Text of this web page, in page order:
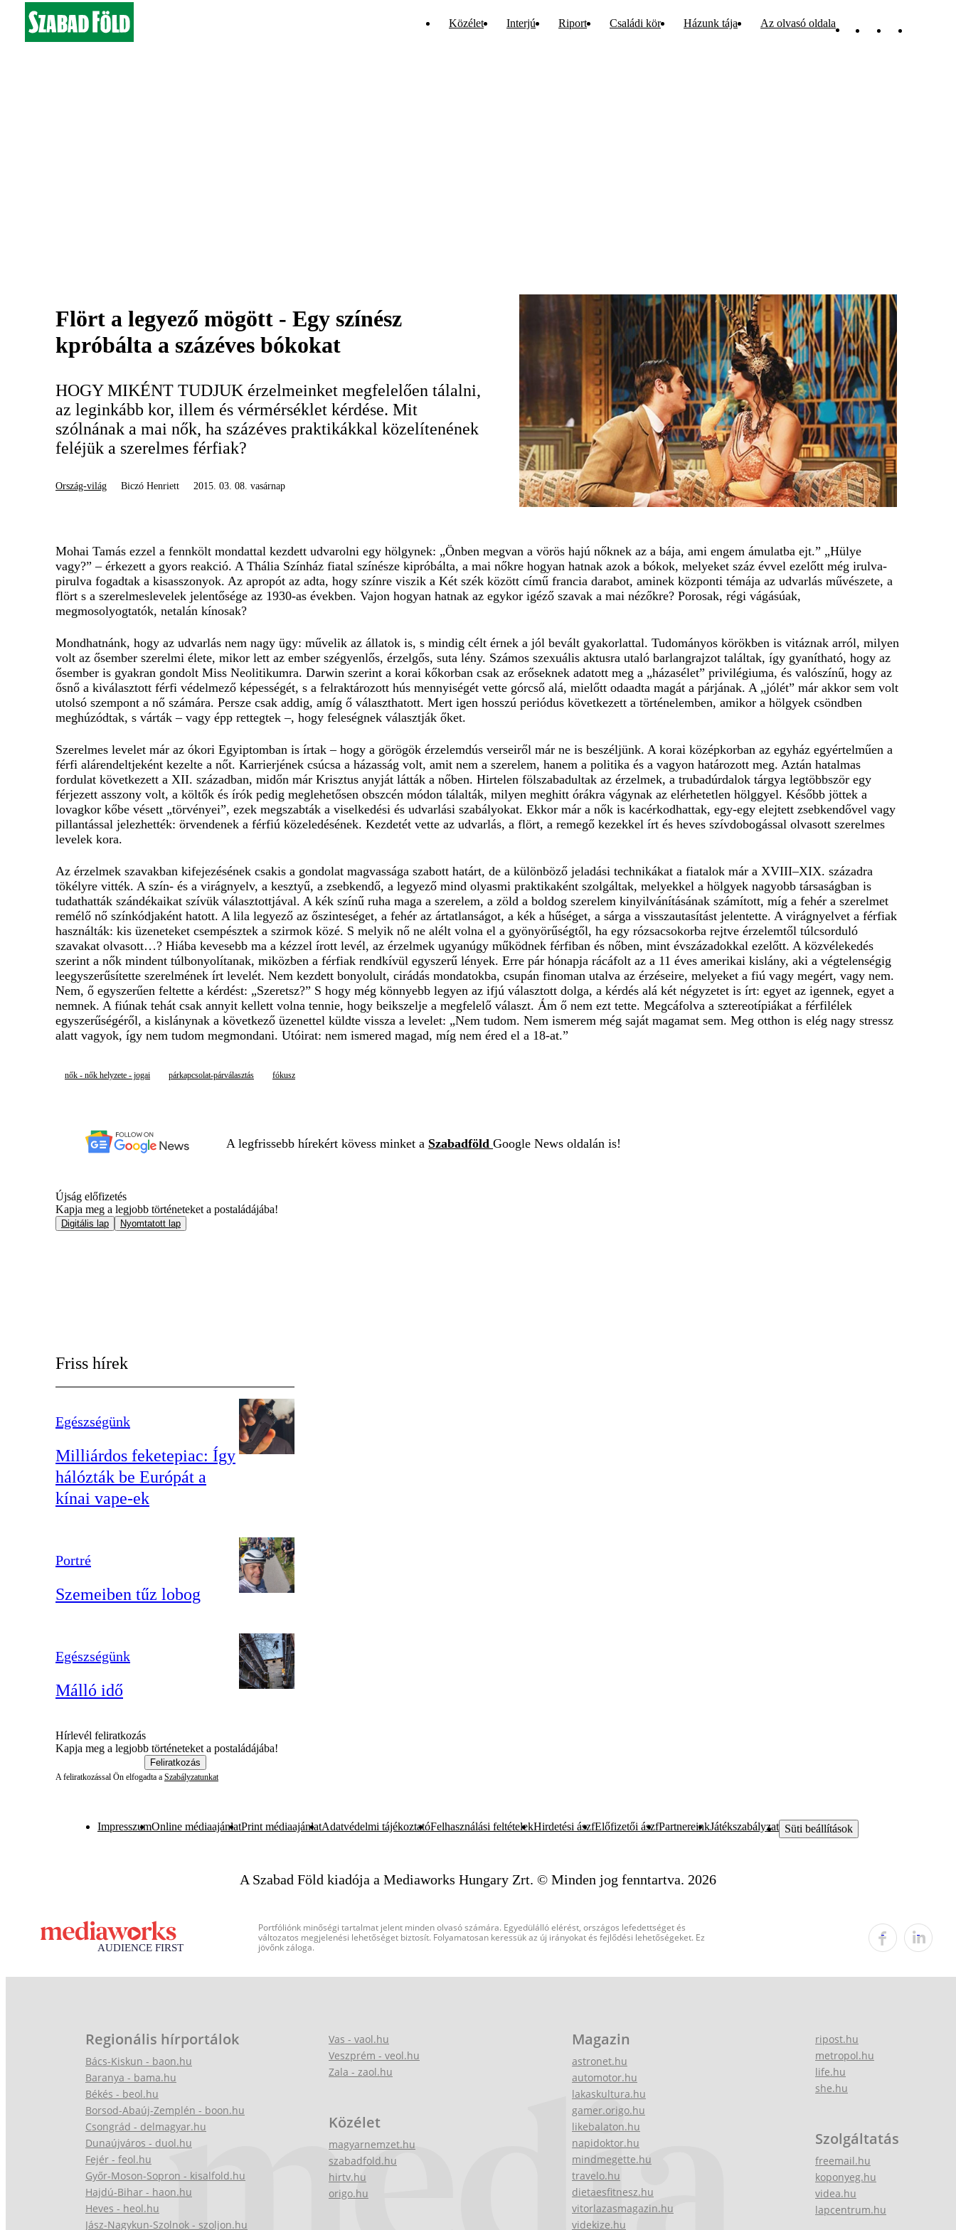
Közélet Interjú Riport Családi kör Házunk tája Az olvasó oldala
Flört a legyező mögött - Egy színész
kpróbálta a százéves bókokat
HOGY MIKÉNT TUDJUK érzelmeinket megfelelően tálalni,
az leginkább kor, illem és vérmérséklet kérdése. Mit
szólnának a mai nők, ha százéves praktikákkal közelítenének
feléjük a szerelmes férfiak?
Ország-világ Biczó Henriett 2015. 03. 08. vasárnap
Mohai Tamás ezzel a fennkölt mondattal kezdett udvarolni egy hölgynek: „Önben megvan a vörös hajú nőknek az a bája, ami engem ámulatba ejt.” „Hülye
vagy?” – érkezett a gyors reakció. A Thália Színház fiatal színésze kipróbálta, a mai nőkre hogyan hatnak azok a bókok, melyeket száz évvel ezelőtt még irulva-
pirulva fogadtak a kisasszonyok. Az apropót az adta, hogy színre viszik a Két szék között című francia darabot, aminek központi témája az udvarlás művészete, a
flört s a szerelmeslevelek jelentősége az 1930-as években. Vajon hogyan hatnak az egykor igéző szavak a mai nézőkre? Porosak, régi vágásúak,
megmosolyogtatók, netalán kínosak?
Mondhatnánk, hogy az udvarlás nem nagy ügy: művelik az állatok is, s mindig célt érnek a jól bevált gyakorlattal. Tudományos körökben is vitáznak arról, milyen
volt az ősember szerelmi élete, mikor lett az ember szégyenlős, érzelgős, suta lény. Számos szexuális aktusra utaló barlangrajzot találtak, így gyanítható, hogy az
ősember is gyakran gondolt Miss Neolitikumra. Darwin szerint a korai kőkorban csak az erőseknek adatott meg a „házasélet” privilégiuma, és valószínű, hogy az
ősnő a kiválasztott férfi védelmező képességét, s a felraktározott hús mennyiségét vette górcső alá, mielőtt odaadta magát a párjának. A „jólét” már akkor sem volt
utolsó szempont a nő számára. Persze csak addig, amíg ő választhatott. Mert igen hosszú periódus következett a történelemben, amikor a hölgyek csöndben
meghúzódtak, s várták – vagy épp rettegtek –, hogy feleségnek választják őket.
Szerelmes levelet már az ókori Egyiptomban is írtak – hogy a görögök érzelemdús verseiről már ne is beszéljünk. A korai középkorban az egyház egyértelműen a
férfi alárendeltjeként kezelte a nőt. Karrierjének csúcsa a házasság volt, amit nem a szerelem, hanem a politika és a vagyon határozott meg. Aztán hatalmas
fordulat következett a XII. században, midőn már Krisztus anyját látták a nőben. Hirtelen fölszabadultak az érzelmek, a trubadúrdalok tárgya legtöbbször egy
férjezett asszony volt, a költők és írók pedig meglehetősen obszcén módon tálalták, milyen meghitt órákra vágynak az elérhetetlen hölggyel. Később jöttek a
lovagkor kőbe vésett „törvényei”, ezek megszabták a viselkedési és udvarlási szabályokat. Ekkor már a nők is kacérkodhattak, egy-egy elejtett zsebkendővel vagy
pillantással jelezhették: örvendenek a férfiú közeledésének. Kezdetét vette az udvarlás, a flört, a remegő kezekkel írt és heves szívdobogással olvasott szerelmes
levelek kora.
Az érzelmek szavakban kifejezésének csakis a gondolat magvassága szabott határt, de a különböző jeladási technikákat a fiatalok már a XVIII–XIX. századra
tökélyre vitték. A szín- és a virágnyelv, a kesztyű, a zsebkendő, a legyező mind olyasmi praktikaként szolgáltak, melyekkel a hölgyek nagyobb társaságban is
tudathatták szándékaikat szívük választottjával. A kék színű ruha maga a szerelem, a zöld a boldog szerelem kinyilvánításának számított, míg a fehér a szerelmet
remélő nő színkódjaként hatott. A lila legyező az őszinteséget, a fehér az ártatlanságot, a kék a hűséget, a sárga a visszautasítást jelentette. A virágnyelvet a férfiak
használták: kis üzeneteket csempésztek a szirmok közé. S melyik nő ne alélt volna el a gyönyörűségtől, ha egy rózsacsokorba rejtve érzelemtől túlcsorduló
szavakat olvasott…? Hiába kevesebb ma a kézzel írott levél, az érzelmek ugyanúgy működnek férfiban és nőben, mint évszázadokkal ezelőtt. A közvélekedés
szerint a nők mindent túlbonyolítanak, miközben a férfiak rendkívül egyszerű lények. Erre pár hónapja rácáfolt az a 11 éves amerikai kislány, aki a végtelenségig
leegyszerűsítette szerelmének írt levelét. Nem kezdett bonyolult, cirádás mondatokba, csupán finoman utalva az érzéseire, melyeket a fiú vagy megért, vagy nem.
Nem, ő egyszerűen feltette a kérdést: „Szeretsz?” S hogy még könnyebb legyen az ifjú választott dolga, a kérdés alá két négyzetet is írt: egyet az igennek, egyet a
nemnek. A fiúnak tehát csak annyit kellett volna tennie, hogy beikszelje a megfelelő választ. Ám ő nem ezt tette. Megcáfolva a sztereotípiákat a férfilélek
egyszerűségéről, a kislánynak a következő üzenettel küldte vissza a levelet: „Nem tudom. Nem ismerem még saját magamat sem. Meg otthon is elég nagy stressz
alatt vagyok, így nem tudom megmondani. Utóirat: nem ismered magad, míg nem éred el a 18-at.”
nők - nők helyzete - jogai párkapcsolat-párválasztás fókusz
A legfrissebb hírekért kövess minket a Szabadföld Google News oldalán is!
Újság előfizetés
Kapja meg a legjobb történeteket a postaládájába!
Digitális lap Nyomtatott lap
Friss hírek
Egészségünk
Milliárdos feketepiac: Így
hálózták be Európát a
kínai vape-ek
Portré
Szemeiben tűz lobog
Egészségünk
Málló idő
Hírlevél feliratkozás
Kapja meg a legjobb történeteket a postaládájába!
Feliratkozás
A feliratkozással Ön elfogadta a Szabályzatunkat
ImpresszumOnline médiaajánlatPrint médiaajánlatAdatvédelmi tájékoztatóFelhasználási feltételekHirdetési ászfElőfizetői ászfPartnereinkJátékszabályzat Süti beállítások
A Szabad Föld kiadója a Mediaworks Hungary Zrt. © Minden jog fenntartva. 2026
Portfóliónk minőségi tartalmat jelent minden olvasó számára. Egyedülálló elérést, országos lefedettséget és
változatos megjelenési lehetőséget biztosít. Folyamatosan keressük az új irányokat és fejlődési lehetőségeket. Ez
jövőnk záloga.
Regionális hírportálok
Bács-Kiskun - baon.hu
Baranya - bama.hu
Békés - beol.hu
Borsod-Abaúj-Zemplén - boon.hu
Csongrád - delmagyar.hu
Dunaújváros - duol.hu
Fejér - feol.hu
Győr-Moson-Sopron - kisalfold.hu
Hajdú-Bihar - haon.hu
Heves - heol.hu
Jász-Nagykun-Szolnok - szoljon.hu
Vas - vaol.hu
Veszprém - veol.hu
Zala - zaol.hu
Közélet
magyarnemzet.hu
szabadfold.hu
hirtv.hu
origo.hu
Magazin
astronet.hu
automotor.hu
lakaskultura.hu
gamer.origo.hu
likebalaton.hu
napidoktor.hu
mindmegette.hu
travelo.hu
dietaesfitnesz.hu
vitorlazasmagazin.hu
videkize.hu
ripost.hu
metropol.hu
life.hu
she.hu
Szolgáltatás
freemail.hu
koponyeg.hu
videa.hu
lapcentrum.hu